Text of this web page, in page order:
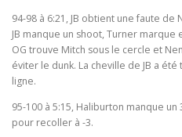
94-98 à 6:21, JB obtient une faute
JB manque un shoot, Turner
OG trouve Mitch sous le cercle et
éviter le dunk. La cheville de JB a
ligne.
95-100 à 5:15, Haliburton manque
pour recoller à -3.